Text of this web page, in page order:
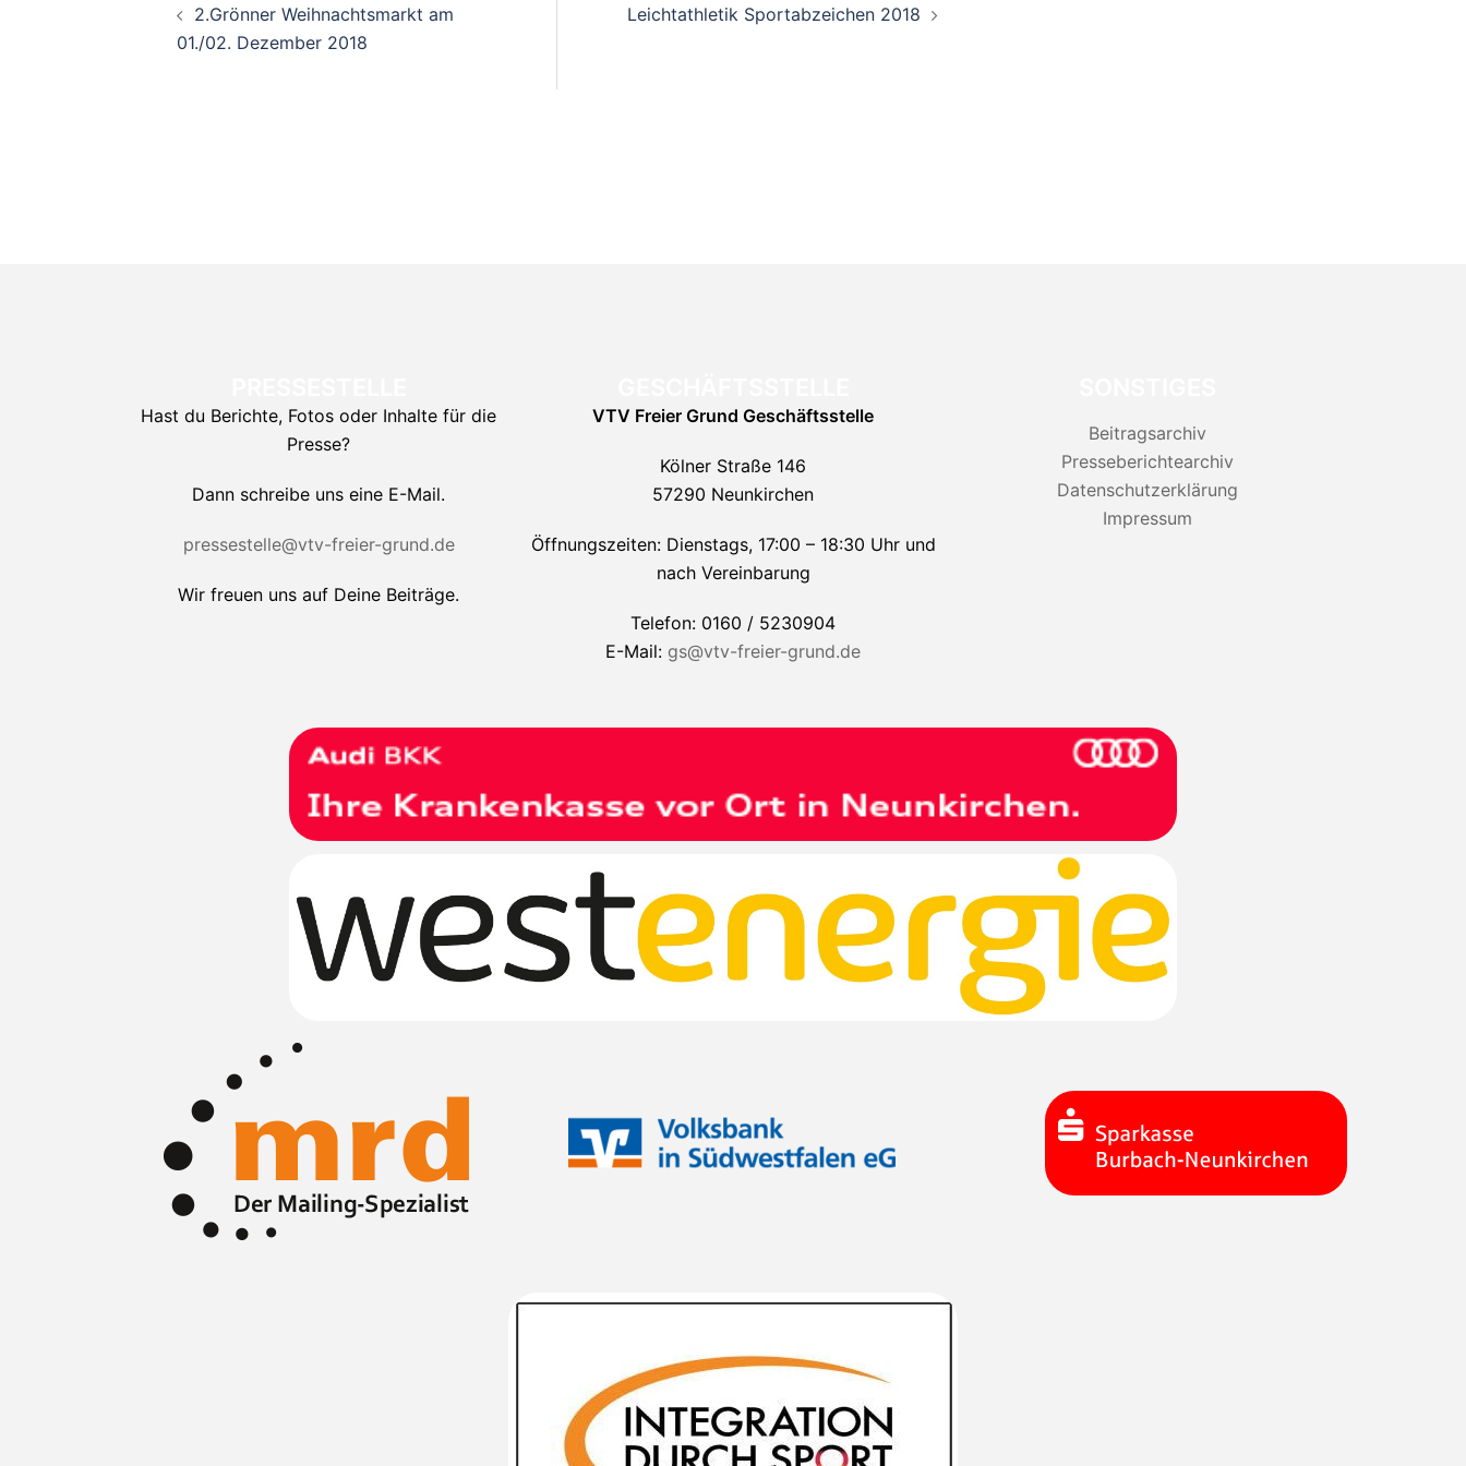
2.Grönner Weihnachtsmarkt am
01./02. Dezember 2018
Leichtathletik Sportabzeichen 2018
Hast du Berichte, Fotos oder Inhalte für die
Presse?
Dann schreibe uns eine E-Mail.
pressestelle@vtv-freier-grund.de
Wir freuen uns auf Deine Beiträge.
VTV Freier Grund Geschäftsstelle
Kölner Straße 146
57290 Neunkirchen
Öffnungszeiten: Dienstags, 17:00 – 18:30 Uhr und
nach Vereinbarung
Telefon: 0160 / 5230904
E-Mail: gs@vtv-freier-grund.de
Beitragsarchiv
Presseberichtearchiv
Datenschutzerklärung
Impressum